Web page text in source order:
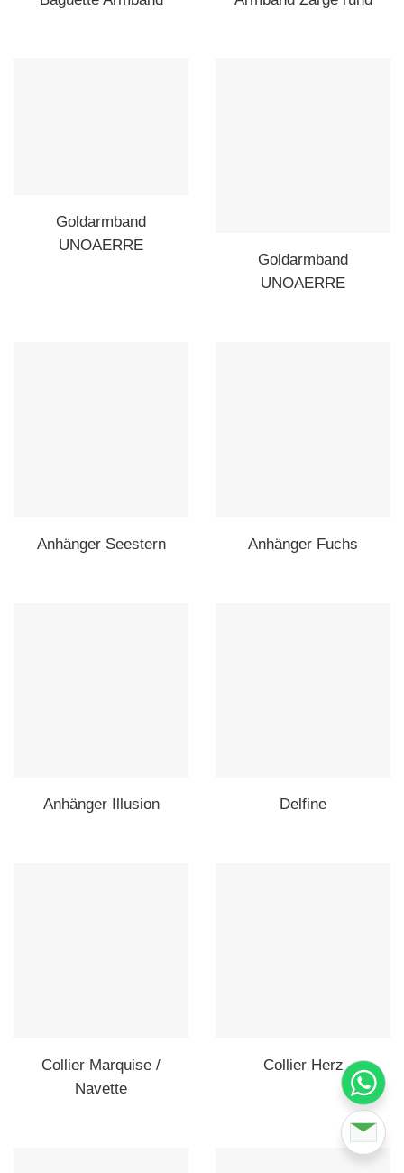
Goldarmband
UNOAERRE
Goldarmband
UNOAERRE
Anhänger Seestern Anhänger Fuchs
Anhänger Illusion Delfine
Collier Marquise /
Navette
Collier Herz